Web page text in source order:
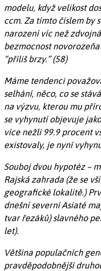
modelu, když velikost
ccm. Za tímto číslem by
narození víc než
bezmocnost
“příliš brzy.” (58)
Máme tendenci
selhání, něco, co se
na výzvu, kterou mu
se vyhynutí objevuje
více nežli 99.9 procent
existovaly, je nyní
Souboj dvou hypotéz –
Rajská zahrada (že se
geografické lokalitě.)
dnešní severní Asiaté
tvar řezáků) slavného
let).
Většina populačních
pravděpodobnější